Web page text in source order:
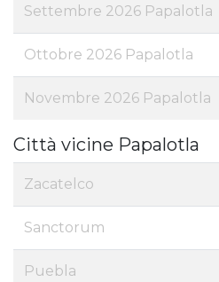
Settembre 2026 Papalotla
Ottobre 2026 Papalotla
Novembre 2026 Papalotla
Città vicine Papalotla
Zacatelco
Sanctorum
Puebla